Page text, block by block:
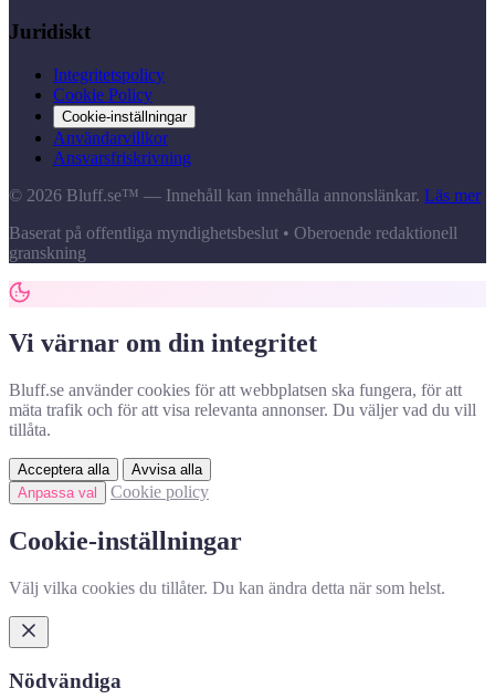
Juridiskt
Integritetspolicy
Cookie Policy
Cookie-inställningar
Användarvillkor
Ansvarsfriskrivning
© 2026 Bluff.se™ — Innehåll kan innehålla annonslänkar. Läs mer
Baserat på offentliga myndighetsbeslut • Oberoende redaktionell
granskning
Vi värnar om din integritet
Bluff.se använder cookies för att webbplatsen ska fungera, för att
mäta trafik och för att visa relevanta annonser. Du väljer vad du vill
tillåta.
Acceptera alla
Avvisa alla
Anpassa val
Cookie policy
Cookie-inställningar
Välj vilka cookies du tillåter. Du kan ändra detta när som helst.
Nödvändiga